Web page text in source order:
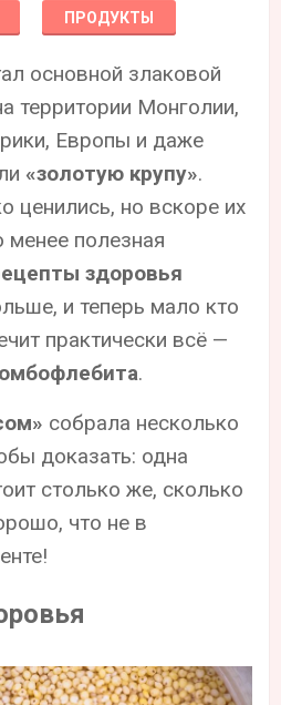
ПРОДУКТЫ
основной злаковой
территории Монголии,
Европы и даже
«золотую крупу».
ценились, но вскоре их
менее полезная
здоровья
и теперь мало кто
практически всё —
.
собрала несколько
доказать: одна
столько же, сколько
что не в